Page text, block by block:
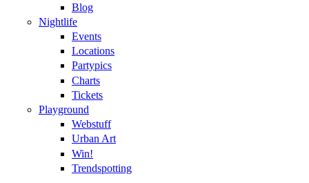
Blog
Nightlife
Events
Locations
Partypics
Charts
Tickets
Playground
Webstuff
Urban Art
Win!
Trendspotting